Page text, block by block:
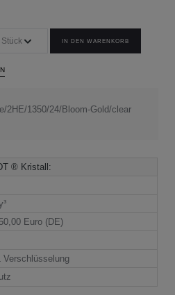
IN DEN WARENKORB
2HE/1350/24/Bloom-Gold/clear
® Kristall:
Euro (DE)